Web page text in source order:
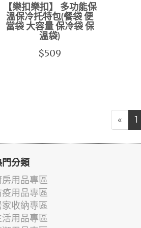
【樂扣樂扣】 多功能保
溫保冷托特包(餐袋 便
當袋 大容量 保冷袋 保
溫袋)
$509
« 1
門分類
房用品專區
疫用品專區
家收納專區
活用品專區